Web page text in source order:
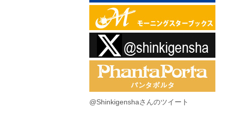
@Shinkigenshaさんのツイート